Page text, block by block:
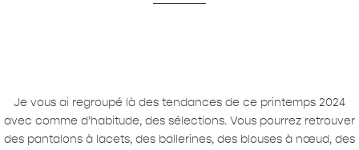
Je vous ai regroupé là des tendances de ce printemps 2024
avec comme d’habitude, des sélections. Vous pourrez retrouver
des pantalons à lacets, des ballerines, des blouses à nœud, des